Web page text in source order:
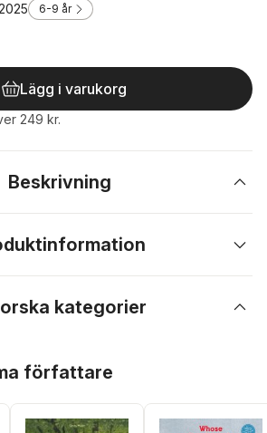
6-9 år
Lägg i varukorg
249 kr.
Beskrivning
kategorier
författare